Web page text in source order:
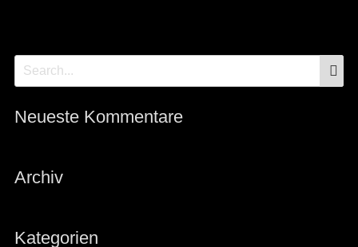
Search
for:
Neueste Kommentare
Archiv
Kategorien